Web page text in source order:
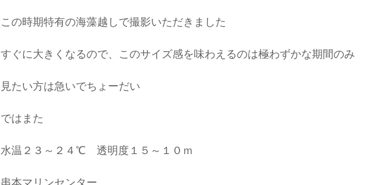
この時期特有の海藻越しで撮影いただきました
すぐに大きくなるので、このサイズ感を味わえるのは極わずかな期間のみ
見たい方は急いでちょーだい
ではまた
水温２３～２４℃　透明度１５～１０ｍ